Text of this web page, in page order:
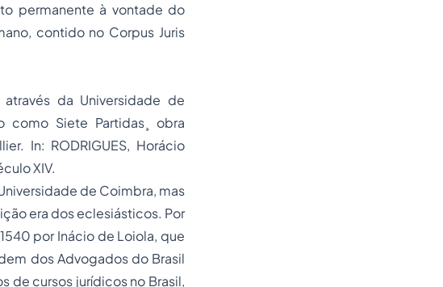
permanente à vontade do
contido no Corpus Juris
da Universidade de
como Siete Partidas ¸ obra
In: RODRIGUES, Horácio
XIV.
de Coimbra, mas
era dos eclesiásticos. Por
por Inácio de Loiola, que
dos Advogados do Brasil
de cursos jurídicos no Brasil,